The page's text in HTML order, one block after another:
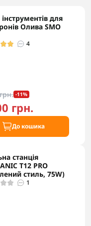
для
Олива SMO
4
-11%
грн.
До кошика
станція
T12 PRO
стиль, 75W)
1